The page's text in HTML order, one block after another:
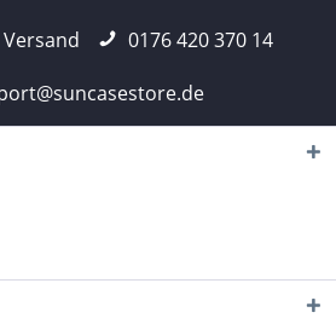
0176 420 370 14